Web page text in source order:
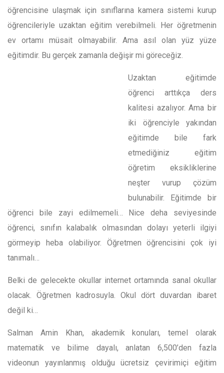
öğrencisine ulaşmak için sınıflarına kamera sistemi kurup
öğrencileriyle uzaktan eğitim verebilmeli. Her öğretmenin
ev ortamı müsait olmayabilir. Ama asıl olan yüz yüze
eğitimdir. Bu gerçek zamanla değişir mi göreceğiz.
Uzaktan eğitimde
öğrenci arttıkça ders
kalitesi azalıyor. Ama bir
iki öğrenciyle yakından
eğitimde bile fark
etmediğiniz eğitim
öğretim eksikliklerine
neşter vurup çözüm
bulunabilir. Eğitimde bir
öğrenci bile zayi edilmemeli… Nice deha seviyesinde
öğrenci, sınıfın kalabalık olmasından dolayı yeterli ilgiyi
görmeyip heba olabiliyor. Öğretmen öğrencisini çok iyi
tanımalı…
Belki de gelecekte okullar internet ortamında sanal okullar
olacak. Öğretmen kadrosuyla. Okul dört duvardan ibaret
değil ki…
Salman Amin Khan, akademik konuları, temel olarak
matematik ve bilime dayalı, anlatan 6,500’den fazla
videonun yayınlanmış olduğu ücretsiz çevirimiçi eğitim